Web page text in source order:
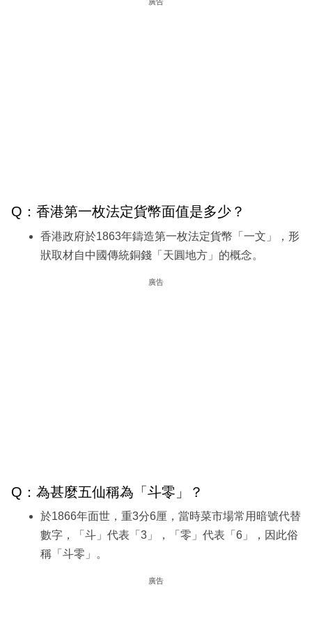
Q：香港第一枚法定貨幣面值是多少？
香港政府於1863年鑄造第一枚法定貨幣「一文」，形
狀取材自中國傳統銅錢「天圓地方」的概念。
廣告
Q：為甚麼五仙稱為「斗零」？
於1866年面世，重3分6厘，當時菜市場常用暗號代替
數字，「斗」代表「3」，「零」代表「6」，因此俗
稱「斗零」。
廣告